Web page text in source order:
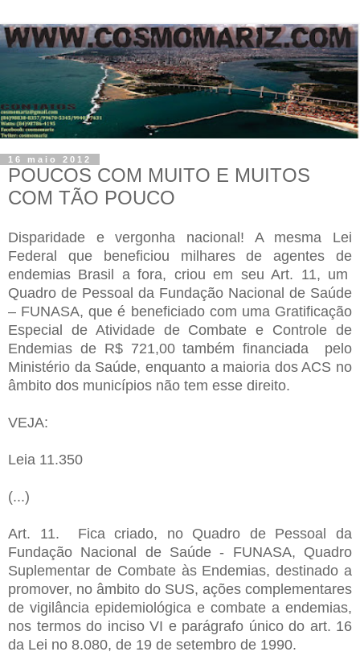
16 maio 2012
POUCOS COM MUITO E MUITOS
COM TÃO POUCO
Disparidade e vergonha nacional! A mesma Lei
Federal que beneficiou milhares de agentes de
endemias Brasil a fora, criou em seu Art. 11, um
Quadro de Pessoal da Fundação Nacional de Saúde
– FUNASA, que é beneficiado com uma Gratificação
Especial de Atividade de Combate e Controle de
Endemias de R$ 721,00 também financiada
pelo
Ministério da Saúde, enquanto a maioria dos ACS no
âmbito dos municípios não tem esse direito.
VEJA:
Leia 11.350
(...)
Art. 11. Fica criado, no Quadro de Pessoal da
Fundação Nacional de Saúde - FUNASA, Quadro
Suplementar de Combate às Endemias, destinado a
promover, no âmbito do SUS, ações complementares
de vigilância epidemiológica e combate a endemias,
nos termos do inciso VI e parágrafo único do art. 16
da Lei no 8.080, de 19 de setembro de 1990.